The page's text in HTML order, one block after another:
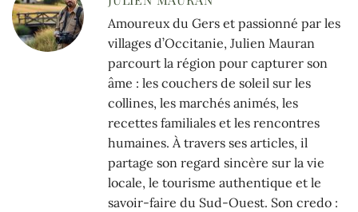
Amoureux du Gers et passionné par les
villages d’Occitanie, Julien Mauran
parcourt la région pour capturer son
âme : les couchers de soleil sur les
collines, les marchés animés, les
recettes familiales et les rencontres
humaines. À travers ses articles, il
partage son regard sincère sur la vie
locale, le tourisme authentique et le
savoir-faire du Sud-Ouest. Son credo :